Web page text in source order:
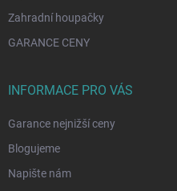
Zahradní houpačky
GARANCE CENY
INFORMACE PRO VÁS
Garance nejnižší ceny
Blogujeme
Napište nám